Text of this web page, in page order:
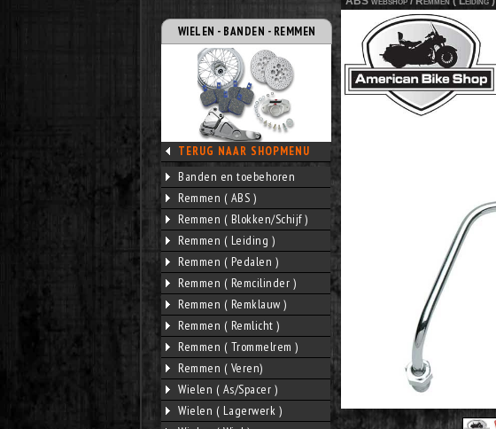
WIELEN - BANDEN - REMMEN
TERUG NAAR SHOPMENU
Banden en toebehoren
Remmen ( ABS )
Remmen ( Blokken/Schijf )
Remmen ( Leiding )
Remmen ( Pedalen )
Remmen ( Remcilinder )
Remmen ( Remklauw )
Remmen ( Remlicht )
Remmen ( Trommelrem )
Remmen ( Veren)
Wielen ( As/Spacer )
Wielen ( Lagerwerk )